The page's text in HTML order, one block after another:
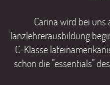
Carina wird bei
Tanzlehrerausbildung
C-Klasse
schon die "essentials"